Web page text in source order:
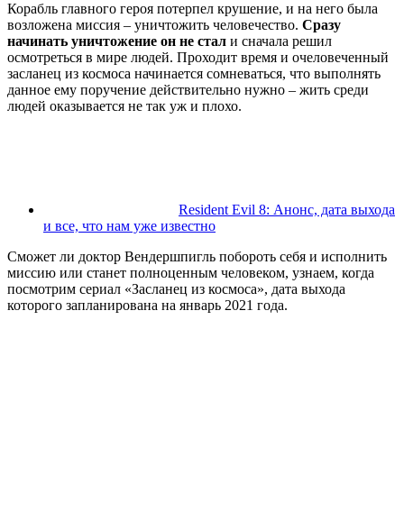
Корабль главного героя потерпел крушение, и на него была
возложена миссия – уничтожить человечество. Сразу
начинать уничтожение он не стал и сначала решил
осмотреться в мире людей. Проходит время и очеловеченный
засланец из космоса начинается сомневаться, что выполнять
данное ему поручение действительно нужно – жить среди
людей оказывается не так уж и плохо.
Resident Evil 8: Анонс, дата выхода
и все, что нам уже известно
Сможет ли доктор Вендершпигль побороть себя и исполнить
миссию или станет полноценным человеком, узнаем, когда
посмотрим сериал «Засланец из космоса», дата выхода
которого запланирована на январь 2021 года.